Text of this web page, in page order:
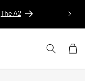
The A2
Panier